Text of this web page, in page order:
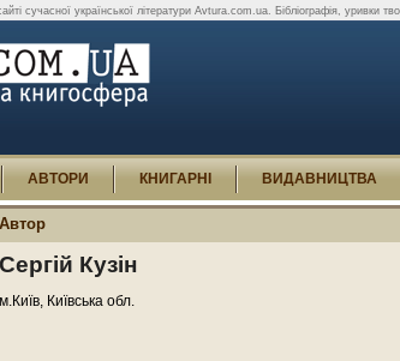
сучасної української літератури Avtura.com.ua. Бібліографія, уривки
АВТОРИ КНИГАРНІ ВИДАВНИЦТВА
Автор
Сергій Кузін
м.Київ, Київська обл.